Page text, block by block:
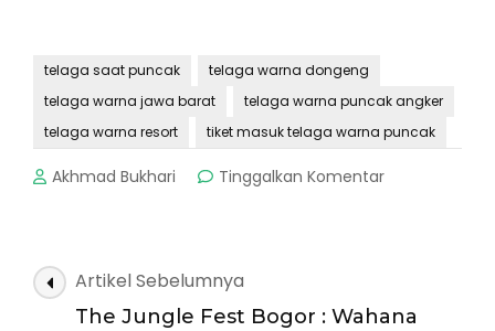
telaga saat puncak
telaga warna dongeng
telaga warna jawa barat
telaga warna puncak angker
telaga warna resort
tiket masuk telaga warna puncak
Akhmad Bukhari Tinggalkan Komentarpada
Spot
Navigasi
Artikel
Artikel Sebelumnya
The Jungle Fest Bogor : Wahana